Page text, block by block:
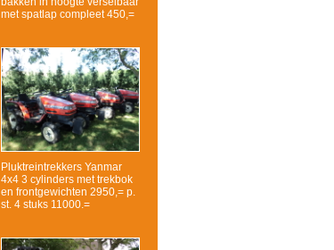
met spatlap compleet 450,=
Pluktreintrekkers Yanmar
4x4 3 cylinders met trekbok
en frontgewichten 2950,= p.
st. 4 stuks 11000.=